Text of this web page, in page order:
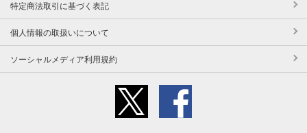
特定商法取引に基づく表記
個人情報の取扱いについて
ソーシャルメディア利用規約